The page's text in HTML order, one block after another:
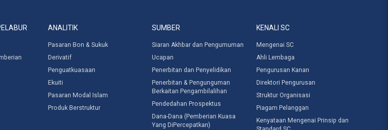
ANALITIK
Pasaran Bon & Sukuk
Derivatif
Penguatkuasaan
Ekuiti
Pasaran Modal Islam
Produk Berstruktur
SUMBER
Siaran Akhbar dan Pengumuman
Ucapan
Penerbitan dan Penyelidikan
Penerbitan & Pengunguman
Berkaitan Pengambilalihan
Pendedahan Prospektus
Dana-Dana (Pemberian Kuasa
Yang DiPercepatkan)
KENALI SC
Mengenai SC
Ahli Lembaga
Pengurusan Kanan
Direktori Pengurusan
Struktur Organisasi
Piagam Pelanggan
Kenyataan Mengenai Prinsip dan